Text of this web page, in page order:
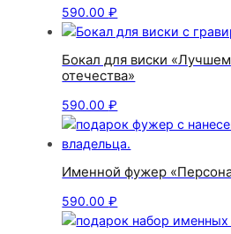
590.00₽
Бокал для виски
отечества»
590.00₽
Именной фужер
590.00₽